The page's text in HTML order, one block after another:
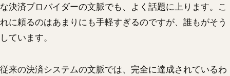
な決済プロバイダーの文脈でも、よく話題に上ります。こ
れに頼るのはあまりにも手軽すぎるのですが、誰もがそう
しています。
従来の決済システムの文脈では、完全に達成されているわ